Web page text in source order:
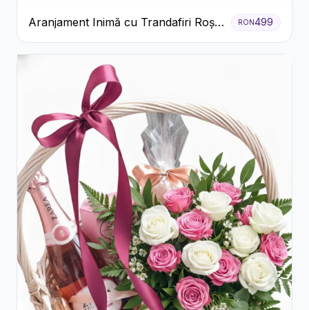
Aranjament Inimă cu Trandafiri Roșii
și Floarea Miresei
RON499